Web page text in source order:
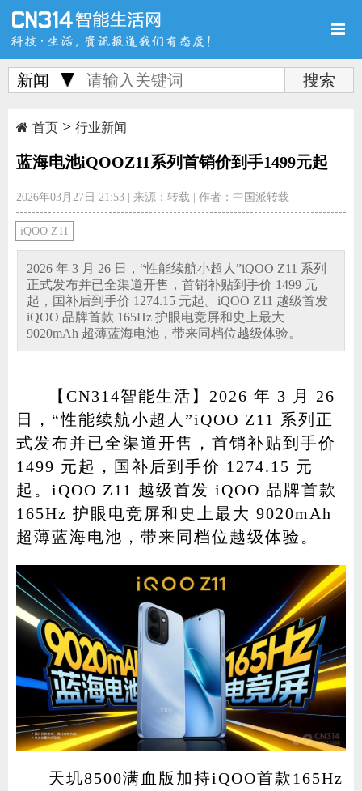
首页
导购
图赏 游记 直播
家电 技巧 作者
登录 注册
新闻
首页> 行业新闻
蓝海电池iQOOZ11系列首销价到手1499元起
2026年03月27日 21:53| 来源：转载 | 作者：中国派转载
iQOO Z11
2026 年 3 月 26 日，“性能续航小超人”iQOO Z11 系列
正式发布并已全渠道开售，首销补贴到手价 1499 元
起，国补后到手价 1274.15 元起。iQOO Z11 越级首发
iQOO 品牌首款 165Hz 护眼电竞屏和史上最大
9020mAh 超薄蓝海电池，带来同档位越级体验。
【CN314智能生活】2026 年 3 月 26
日，“性能续航小超人”iQOO Z11 系列正
式发布并已全渠道开售，首销补贴到手价
1499 元起，国补后到手价 1274.15 元
起。iQOO Z11 越级首发 iQOO 品牌首款
165Hz 护眼电竞屏和史上最大 9020mAh
超薄蓝海电池，带来同档位越级体验。
天玑8500满血版加持iQOO首款165Hz